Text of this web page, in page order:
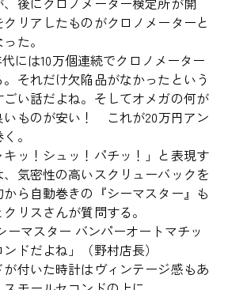
リアしたものがクロノメーターと
た。
には10万個連続でクロノメーター
それだけ欠陥品がなかったという
い話だよね。そしてオメガの何が
ものが安い！ これが20万円アン
。
ッ！シュッ！パチッ！」と表現す
気密性の高いスクリューバックを
ら自動巻きの『シーマスター』も
リスさんが質問する。
ーマスター バンパーオートマチッ
ドだよね」（野村店長）
が付いた時計はヴィンテージ感もあ